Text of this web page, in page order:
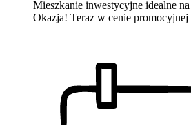
Mieszkanie inwestycyjne idealne
Okazja! Teraz w cenie promocyjnej